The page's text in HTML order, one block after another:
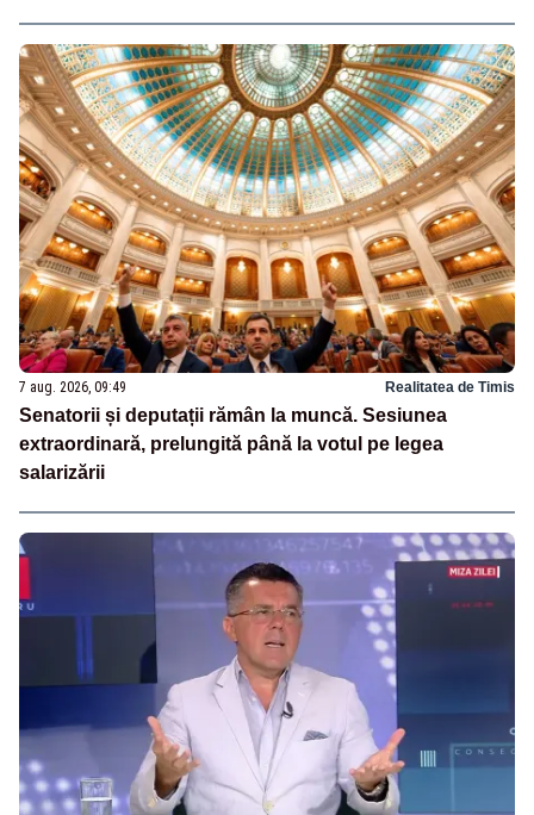
7 aug. 2026, 09:49 Realitatea de Timis
Senatorii și deputații rămân la muncă. Sesiunea
extraordinară, prelungită până la votul pe legea
salarizării